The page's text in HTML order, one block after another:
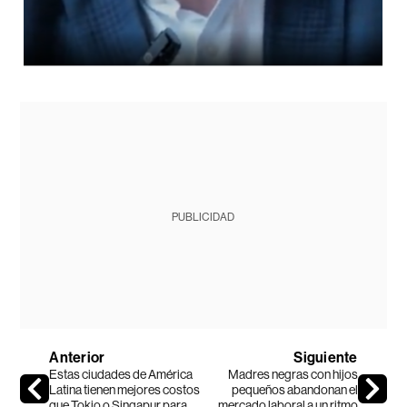
PUBLICIDAD
Anterior
Estas ciudades de América
Latina tienen mejores costos
Siguiente
Madres negras con hijos
pequeños abandonan el